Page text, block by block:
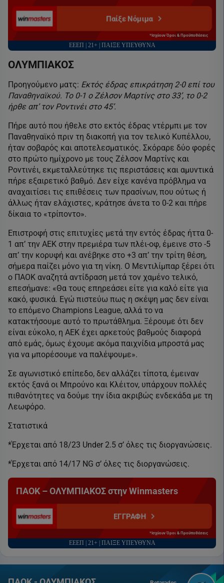
Παίξε Νόμιμα
*Ισχύουν Όροι & Προϋποθέσεις
ΕΕΕΠ | 21+ | ΠΑΙΞΕ ΥΠΕΥΘΥΝΑ
ΟΛΥΜΠΙΑΚΟΣ
Προηγούμενο ματς: Εκτός έδρας επικράτηση 2-0 επί του
Παναθηναϊκού. Το 0-1 ο Ζέλσον Μαρτίνς στο 33’, το 0-2
ήρθε απ’ τον Ροντινέι στο 45’.
Πήρε αυτό που ήθελε στο εκτός έδρας ντέρμπι με τον
Παναθηναϊκό πριν τη διακοπή για τον τελικό Κυπέλλου,
ήταν σοβαρός και αποτελεσματικός. Σκόραρε δύο φορές
στο πρώτο ημίχρονο με τους Ζέλσον Μαρτίνς και
Ροντινέι, εκμεταλλεύτηκε τις περιστάσεις και αμυντικά
πήρε εξαιρετικό βαθμό. Δεν είχε κανένα πρόβλημα να
αναχαιτίσει τις επιθέσεις των πρασίνων, που ούτως ή
άλλως ήταν ελάχιστες, κράτησε άνετα το 0-2 και πήρε
δίκαια το «τρίποντο».
Επιστροφή στις επιτυχίες μετά την εντός έδρας ήττα 0-
1 απ’ την ΑΕΚ στην πρεμιέρα των πλέι-οφ, έμεινε στο -5
απ’ την κορυφή και ανέβηκε στο +3 απ’ την τρίτη θέση,
σήμερα παίζει μόνο για τη νίκη. Ο Μεντιλίμπαρ ξέρει ότι
ο ΠΑΟΚ αναζητά αντίδραση μετά τον χαμένο τελικό,
επεσήμανε: «Θα τους επηρεάσει είτε για καλό είτε για
κακό, φυσικά. Εγώ πιστεύω πως η σκέψη μας δεν είναι
το επόμενο Champions League, αλλά το να
κατακτήσουμε αυτό το πρωτάθλημα. Ξέρουμε ότι δεν
είναι εύκολο, η ΑΕΚ έχει αρκετούς βαθμούς διαφορά
από εμάς, όμως έχουμε ακόμα παιχνίδια μπροστά μας
για να μπορέσουμε να παλέψουμε».
Σε αγωνιστικό επίπεδο, δεν αλλάζει τίποτα, έμειναν
εκτός ξανά οι Μπρούνο και Κλέιτον, υπάρχουν πολλές
πιθανότητες να δούμε την ίδια ακριβώς ενδεκάδα με τη
Λεωφόρο.
Στατιστικά
*Έρχεται από 18/23 Under 2.5 σ’ όλες τις διοργανώσεις.
*Έρχεται από 14/17 ΝG σ’ όλες τις διοργανώσεις.
ΠΑΟΚ – ΟΛΥΜΠΙΑΚΟΣ στην Winmasters
ΕΓΓΡΑΦΗ
*Ισχύουν Όροι & Προϋποθέσεις
ΕΕΕΠ | 21+ | ΠΑΙΞΕ ΥΠΕΥΘΥΝΑ